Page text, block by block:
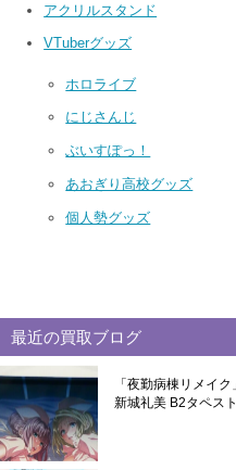
アクリルスタンド
VTuberグッズ
ホロライブ
にじさんじ
ぶいすぽっ！
あおぎり高校グッズ
個人勢グッズ
最近の買取ブログ
「夜勤病棟リメイ
新城礼美 B2タペス